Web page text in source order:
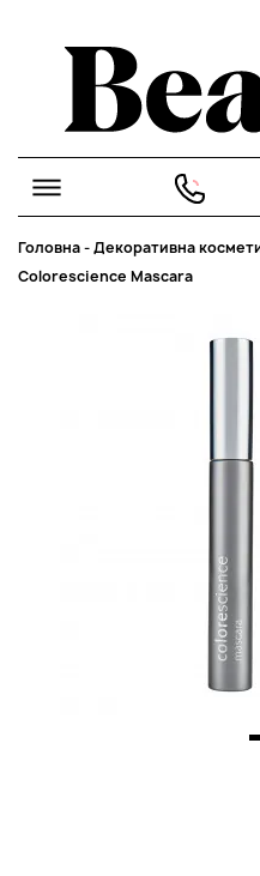
Головна-Декоративна
Colorescience Mascara